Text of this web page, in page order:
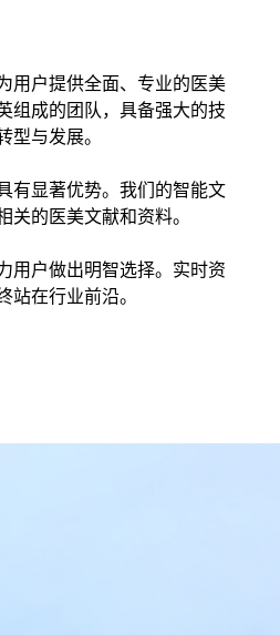
用户提供全面、专业的医美
组成的团队，具备强大的技
与发展。
有显著优势。我们的智能文
的医美文献和资料。
用户做出明智选择。实时资
在行业前沿。